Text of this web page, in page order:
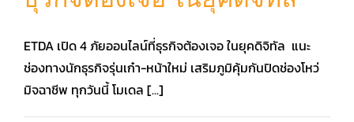
ETDA เปิด 4 ภัยออนไลน์ที่ธุรกิจต้องเจอ ในยุคดิจิทัล แนะ
ช่องทางนักธุรกิจรุ่นเก๋า-หน้าใหม่ เสริมภูมิคุ้มกันปิดช่องโหว่
มิจฉาชีพ ทุกวันนี้ โมเดล [...]